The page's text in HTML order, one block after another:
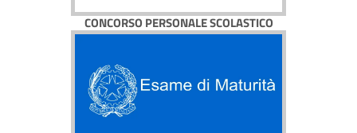
CONCORSO PERSONALE SCOLASTICO